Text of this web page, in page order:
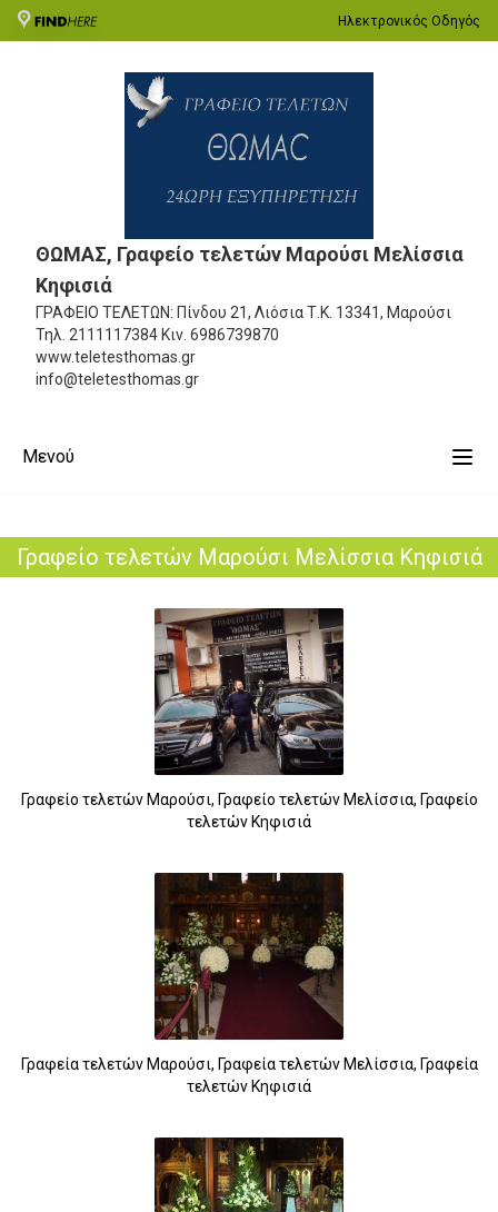
Ηλεκτρονικός Οδηγός
ΘΩΜΑΣ, Γραφείο τελετών Μαρούσι Μελίσσια
Κηφισιά
ΓΡΑΦΕΙΟ ΤΕΛΕΤΩΝ: Πίνδου 21, ΛιόσιαΤ.Κ. 13341, Μαρούσι
Τηλ. 2111117384 Κιν. 6986739870
www.teletesthomas.gr
info@teletesthomas.gr
Μενού
Γραφείο τελετών Μαρούσι Μελίσσια Κηφισιά
Γραφείο τελετών Μαρούσι, Γραφείο τελετών Μελίσσια, Γραφείο
τελετών Κηφισιά
Γραφεία τελετών Μαρούσι, Γραφεία τελετών Μελίσσια, Γραφεία
τελετών Κηφισιά